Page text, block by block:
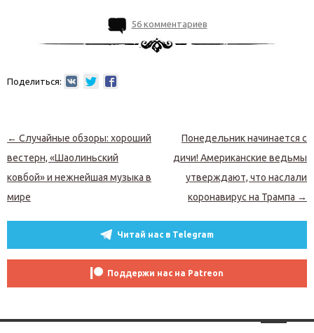
56 комментариев
Поделиться:
Навигация по записям
← Случайные обзоры: хороший
вестерн, «Шаолиньский
ковбой» и нежнейшая музыка в
мире
Понедельник начинается с
дичи! Американские ведьмы
утверждают, что наслали
коронавирус на Трампа →
Читай нас в Telegram
Поддержи нас на Patreon